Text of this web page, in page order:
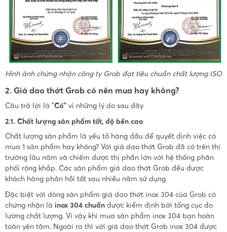
Hình ảnh chứng nhận công ty Grob đạt tiêu chuẩn chất lượng ISO
2. Giá dao thớt Grob có nên mua hay không?
Câu trả lời là "Có"vì những lý do sau đây
2.1. Chất lượng sản phẩm tốt, độ bền cao
Chất lượng sản phẩm là yếu tố hàng đầu để quyết định việc có
mua 1 sản phẩm hay không? Với giá dao thớt Grob đã có trên thị
trường lâu năm và chiếm được thị phần lớn với hệ thống phân
phối rộng khắp. Các sản phẩm giá dao thớt Grob đều được
khách hàng phản hồi tốt sau nhiều năm sử dụng
Đặc biệt với dòng sản phẩm giá dao thớt inox 304 của Grob có
chứng nhận là inox 304 chuẩnđược kiểm định bởi tổng cục đo
lường chất lượng. Vì vậy khi mua sản phẩm inox 304 bạn hoàn
toàn yên tâm. Ngoài ra thì với giá dao thớt Grob inox 304 được